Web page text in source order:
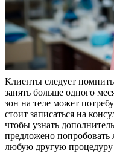
Клиенты следует
занять больше одного
зон на теле может
стоит записаться на
чтобы узнать
предложено
любую другую процедуру